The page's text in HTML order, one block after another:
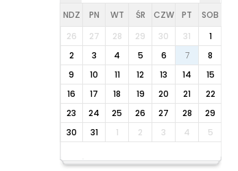
NDZ PN WT ŚR CZW PT
SOB
26
27 28 29 30 31
1
2
3 4 5 6 7
8
9
10 11 12 13 14
15
16
17 18 19 20 21
22
23
24 25 26 27 28
29
30
31 1 2 3 4 5